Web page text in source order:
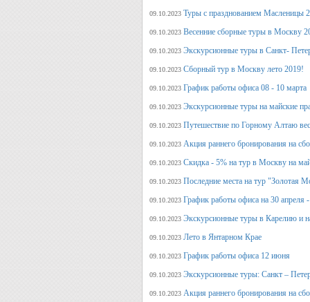
09.10.2023 Туры с празднованием Масленицы
09.10.2023 Весенние сборные туры в Москву
09.10.2023 Экскурсионные туры в Санкт-
09.10.2023 Сборный тур в Москву лето 2019!
09.10.2023 График работы офиса 08 - 10 марта
09.10.2023 Экскурсионные туры на майские
09.10.2023 Путешествие по Горному Алтаю
09.10.2023 Акция раннего бронирования на
09.10.2023 Скидка - 5% на тур в Москву на
09.10.2023 Последние места на тур "Золотая
09.10.2023 График работы офиса на 30 апреля
09.10.2023 Экскурсионные туры в Карелию и
09.10.2023 Лето в Янтарном Крае
09.10.2023 График работы офиса 12 июня
09.10.2023 Экскурсионные туры: Санкт –
09.10.2023 Акция раннего бронирования на